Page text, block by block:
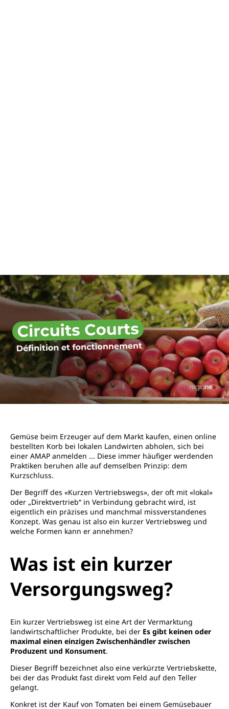
Gemüse beim Erzeuger auf dem Markt kaufen, einen online
bestellten Korb bei lokalen Landwirten abholen, sich bei
einer AMAP anmelden ... Diese immer häufiger werdenden
Praktiken beruhen alle auf demselben Prinzip: dem
Kurzschluss.
Der Begriff des «Kurzen Vertriebswegs», der oft mit «lokal»
oder „Direktvertrieb“ in Verbindung gebracht wird, ist
eigentlich ein präzises und manchmal missverstandenes
Konzept. Was genau ist also ein kurzer Vertriebsweg und
welche Formen kann er annehmen?
Was ist ein kurzer
Versorgungsweg?
Ein kurzer Vertriebsweg ist eine Art der Vermarktung
landwirtschaftlicher Produkte, bei der Es gibt keinen oder
maximal einen einzigen Zwischenhändler zwischen
Produzent und Konsument.
Dieser Begriff bezeichnet also eine verkürzte Vertriebskette,
bei der das Produkt fast direkt vom Feld auf den Teller
gelangt.
Konkret ist der Kauf von Tomaten bei einem Gemüsebauer